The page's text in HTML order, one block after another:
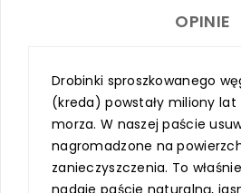
OPINIE
Drobinki sproszkowanego
(kreda) powstały miliony
morza. W naszej paście
nagromadzone na
zanieczyszczenia. To
nadaje paście naturalną,